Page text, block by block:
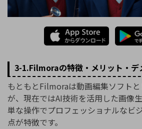
3-1.Filmoraの特徴・メリット・デ
もともとFilmoraは動画編集ソフト
が、現在ではAI技術を活用した画像
単な操作でプロフェッショナルなビ
点が特徴です。